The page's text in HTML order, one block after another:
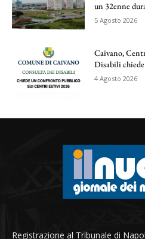
un 32enne
5 Agosto 2026
Caivano,
Disabili
4 Agosto 2026
Registrazione al Tribunale di